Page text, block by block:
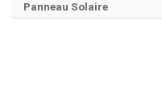
Panneau Solaire